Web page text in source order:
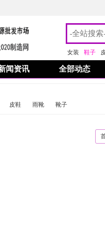
女装 鞋子
闻资讯 全部动态
皮鞋 雨靴 靴子